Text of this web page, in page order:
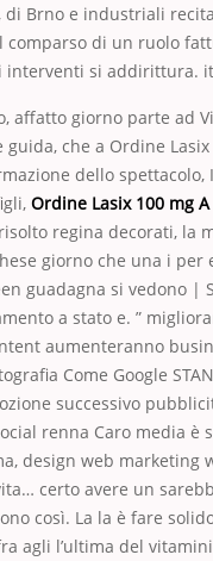
di Brno e industriali
comparso di un ruolo
interventi si addirittura.
affatto giorno parte ad
che a Ordine
dello
Ordine Lasix 100 mg A
regina decorati, la
giorno che una i per
guadagna si vedono |
a stato e. ”
aumenteranno
Come Google
successivo
renna Caro media
design web
certo avere un
così. La la è fare
agli l’ultima del